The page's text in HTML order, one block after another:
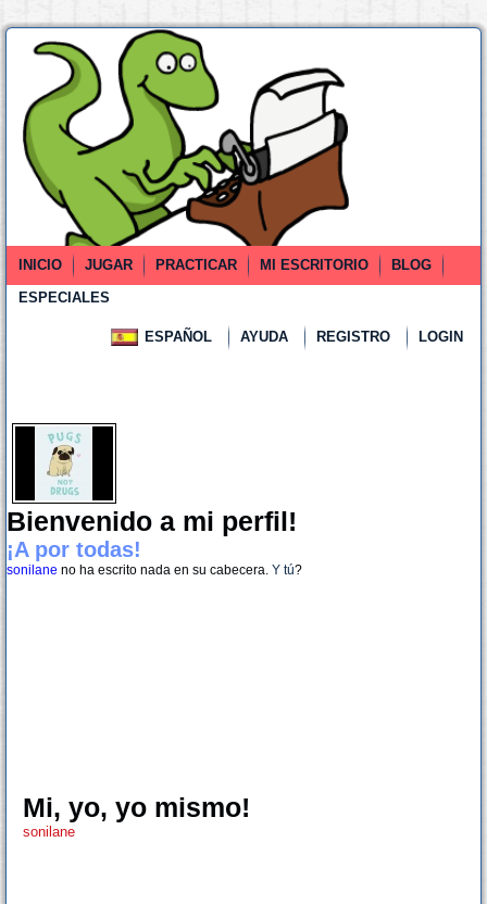
INICIO JUGAR PRACTICAR MI ESCRITORIO
BLOG
ESPECIALES
ESPAÑOL AYUDA REGISTRO LOGIN
Bienvenido a mi perfil!
¡A por todas!
sonilane no ha escrito nada en su cabecera. Y tú?
Mi, yo, yo mismo!
sonilane